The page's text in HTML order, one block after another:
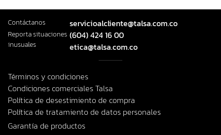
Contáctanos servicioalcliente@talsa.com.co
Reporta situaciones
inusuales
(604) 424 16 00
etica@talsa.com.co
Términos y condiciones
Condiciones comerciales Talsa
Política de desestimiento de compra
Política de tratamiento de datos personales
Garantía de productos